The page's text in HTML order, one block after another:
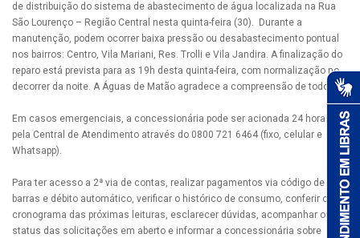
de distribuição do sistema de abastecimento de água localizada na Rua
São Lourenço – Região Central nesta quinta-feira (30). Durante a
manutenção, podem ocorrer baixa pressão ou desabastecimento pontual
nos bairros: Centro, Vila Mariani, Res. Trolli e Vila Jandira. A finalização do
reparo está prevista para as 19h desta quinta-feira, com normalização no
decorrer da noite. A Águas de Matão agradece a compreensão de todos.
Em casos emergenciais, a concessionária pode ser acionada 24 horas
pela Central de Atendimento através do 0800 721 6464 (fixo, celular e
Whatsapp).
Para ter acesso a 2ª via de contas, realizar pagamentos via código de
barras e débito automático, verificar o histórico de consumo, conferir o
cronograma das próximas leituras, esclarecer dúvidas, acompanhar os
status das solicitações em aberto e informar a concessionária sobre